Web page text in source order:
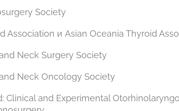
Society
Association и Asian Oceania Thyroid
Neck Surgery Society
Neck Oncology Society
Clinical and Experimental